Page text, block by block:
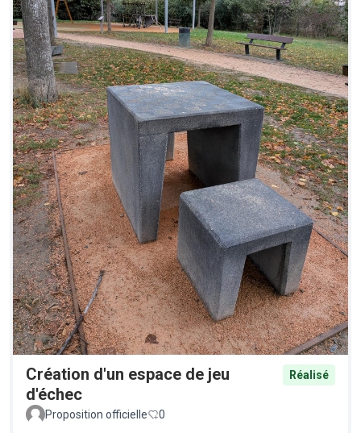
Création d'un espace de jeu
d'échec
Réalisé
Proposition officielle 0